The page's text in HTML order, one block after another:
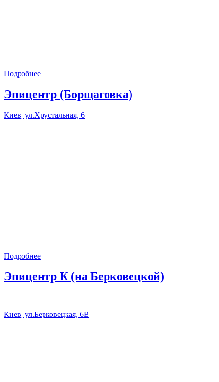
Подробнее
Эпицентр (Борщаговка)
Киев, ул.Хрустальная, 6
Подробнее
Эпицентр К (на Берковецкой)
Киев, ул.Берковецкая, 6В